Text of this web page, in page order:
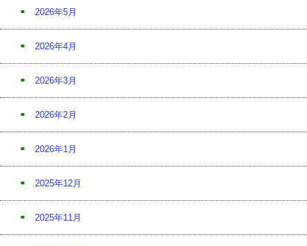
2026年5月
2026年4月
2026年3月
2026年2月
2026年1月
2025年12月
2025年11月